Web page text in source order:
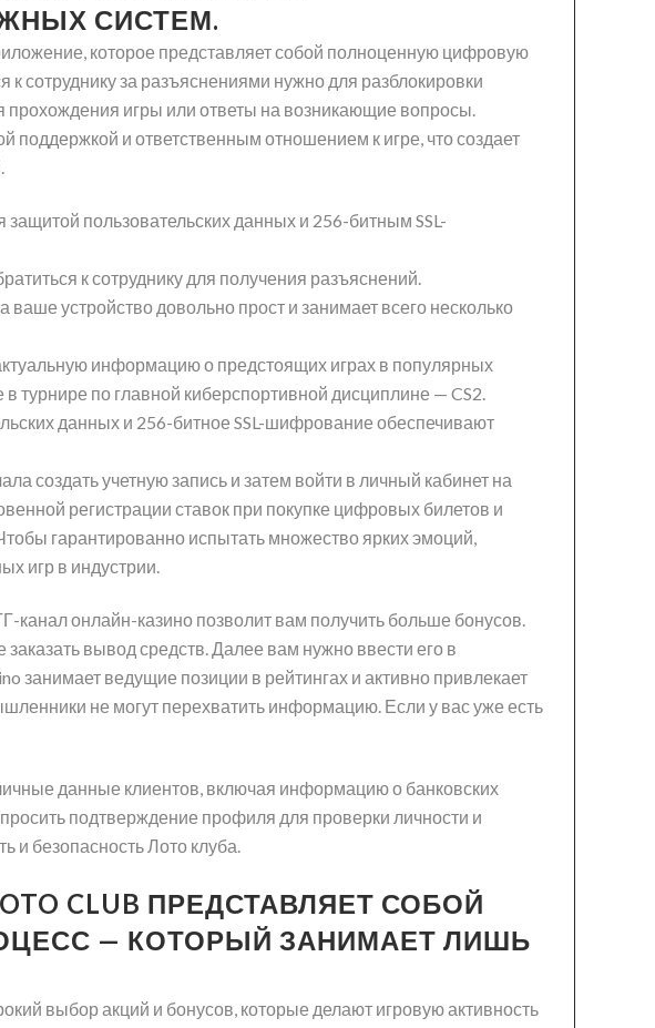
СИСТЕМ.
которое представляет собой полноценную цифровую
к сотруднику за разъяснениями нужно для разблокировки
прохождения игры или ответы на возникающие вопросы.
поддержкой и ответственным отношением к игре, что создает
пользовательских данных и 256-битным SSL-
к сотруднику для получения разъяснений.
устройство довольно прост и занимает всего несколько
информацию о предстоящих играх в популярных
турнире по главной киберспортивной дисциплине — CS2.
данных и 256-битное SSL-шифрование обеспечивают
создать учетную запись и затем войти в личный кабинет на
регистрации ставок при покупке цифровых билетов и
гарантированно испытать множество ярких эмоций,
игр в индустрии.
канал онлайн-казино позволит вам получить больше бонусов.
вывод средств. Далее вам нужно ввести его в
занимает ведущие позиции в рейтингах и активно привлекает
не могут перехватить информацию. Если у вас уже есть
данные клиентов, включая информацию о банковских
подтверждение профиля для проверки личности и
и безопасность Лото клуба.
CLUB ПРЕДСТАВЛЯЕТ СОБОЙ
— КОТОРЫЙ ЗАНИМАЕТ ЛИШЬ
выбор акций и бонусов, которые делают игровую активность